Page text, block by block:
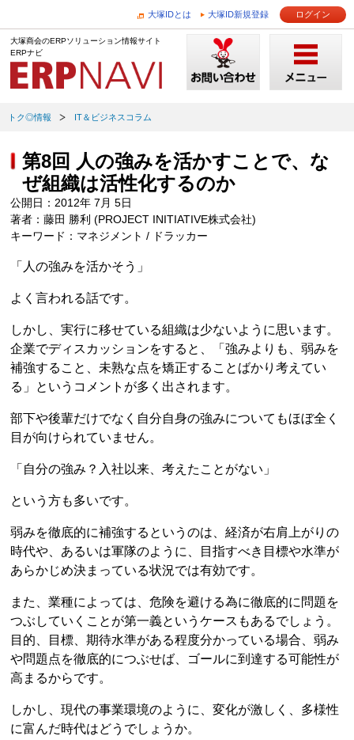
大塚IDとは 大塚ID新規登録 ログイン
大塚商会のERPソリューション情報サイト
ERPナビ
トク◎情報 IT＆ビジネスコラム
第8回 人の強みを活かすことで、な
ぜ組織は活性化するのか
公開日：2012年 7月 5日
著者：藤田 勝利 (PROJECT INITIATIVE株式会社)
キーワード：マネジメント / ドラッカー
「人の強みを活かそう」
よく言われる話です。
しかし、実行に移せている組織は少ないように思います。
企業でディスカッションをすると、「強みよりも、弱みを
補強すること、未熟な点を矯正することばかり考えてい
る」というコメントが多く出されます。
部下や後輩だけでなく自分自身の強みについてもほぼ全く
目が向けられていません。
「自分の強み？入社以来、考えたことがない」
という方も多いです。
弱みを徹底的に補強するというのは、経済が右肩上がりの
時代や、あるいは軍隊のように、目指すべき目標や水準が
あらかじめ決まっている状況では有効です。
また、業種によっては、危険を避ける為に徹底的に問題を
つぶしていくことが第一義というケースもあるでしょう。
目的、目標、期待水準がある程度分かっている場合、弱み
や問題点を徹底的につぶせば、ゴールに到達する可能性が
高まるからです。
しかし、現代の事業環境のように、変化が激しく、多様性
に富んだ時代はどうでしょうか。